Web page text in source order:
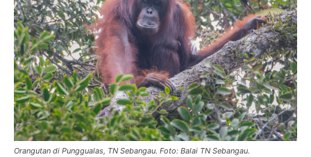
Orangutan di Punggualas, TN Sebangau. Foto: Balai TN Sebangau.